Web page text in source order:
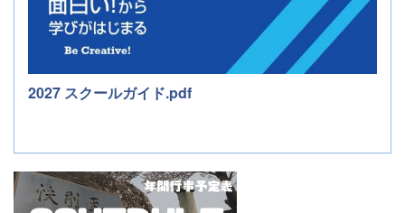
2027 スクールガイド.pdf